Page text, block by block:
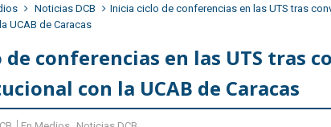
Noticias DCB
Inicia ciclo de conferencias en las UTS tras
UCAB de Caracas
conferencias en las UTS tras
con la UCAB de Caracas